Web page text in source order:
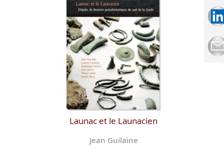
Launac et le Launacien
Jean Guilaine